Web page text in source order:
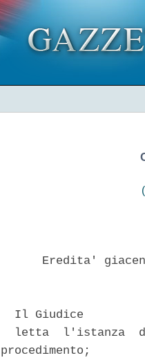
Eredita'
  Il Giudice
letta  l'istanza
procedimento;